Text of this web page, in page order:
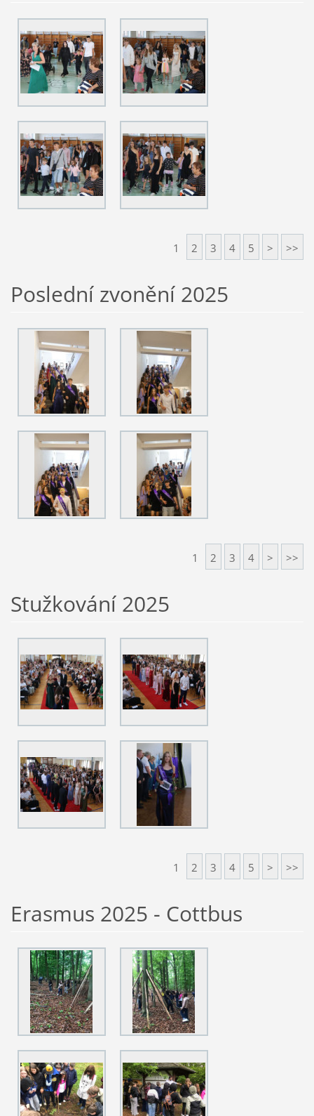
1 2 3 4 5 > >>
Poslední zvonění 2025
1 2 3 4 > >>
Stužkování 2025
1 2 3 4 5 > >>
Erasmus 2025 - Cottbus